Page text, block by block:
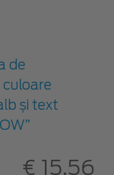
de
și text
€ 15,56